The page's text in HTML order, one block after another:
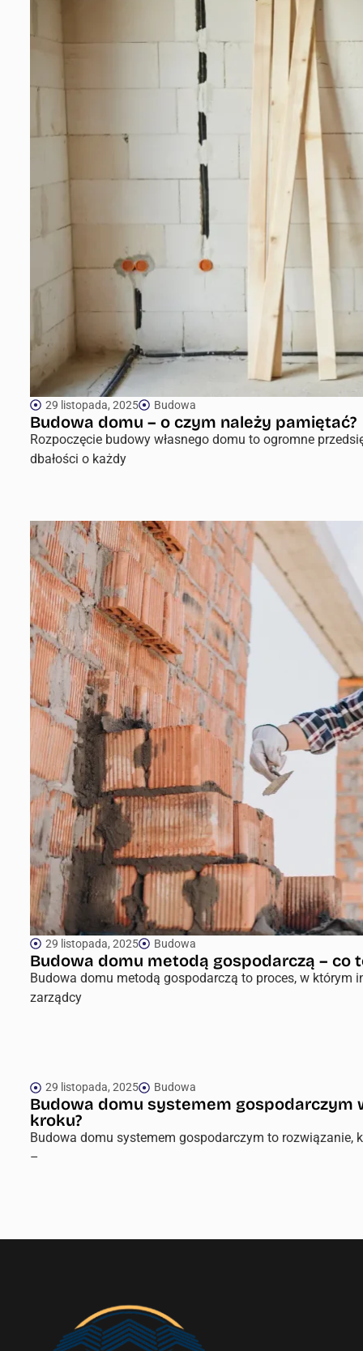
29 listopada, 2025 Budowa
Budowa domu – o czym należy pamiętać?
Rozpoczęcie budowy własnego domu to ogromne
dbałości o każdy
29 listopada, 2025 Budowa
Budowa domu metodą gospodarczą – co
Budowa domu metodą gospodarczą to proces, w którym
zarządcy
29 listopada, 2025 Budowa
Budowa domu systemem gospodarczym
kroku?
Budowa domu systemem gospodarczym to rozwiązanie,
–